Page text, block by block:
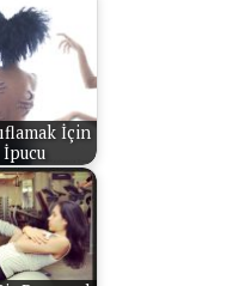
İçin
İpucu